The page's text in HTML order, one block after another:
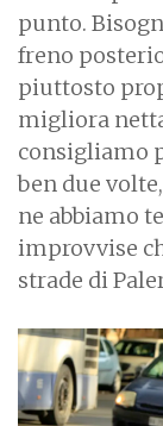
punto.
freno
piuttosto
migliora
consigliamo
ben due
ne abbiamo
improvvise
strade di